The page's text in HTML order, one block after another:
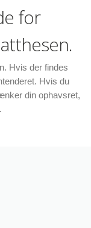
for
Hvis der findes
Hvis du
din ophavsret,